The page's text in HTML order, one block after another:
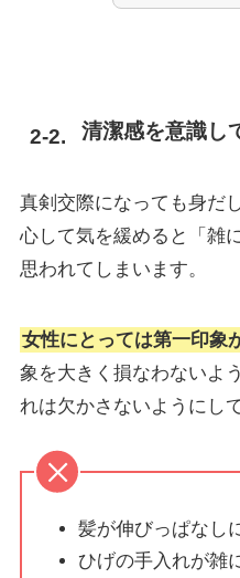
清潔感を意識し
真剣交際になっても身だ
心して気を緩めると「雑
思われてしまいます。
女性にとっては第一印象
象を大きく損なわないよ
れは欠かさないようにし
髪が伸びっぱなし
ひげの手入れが雑